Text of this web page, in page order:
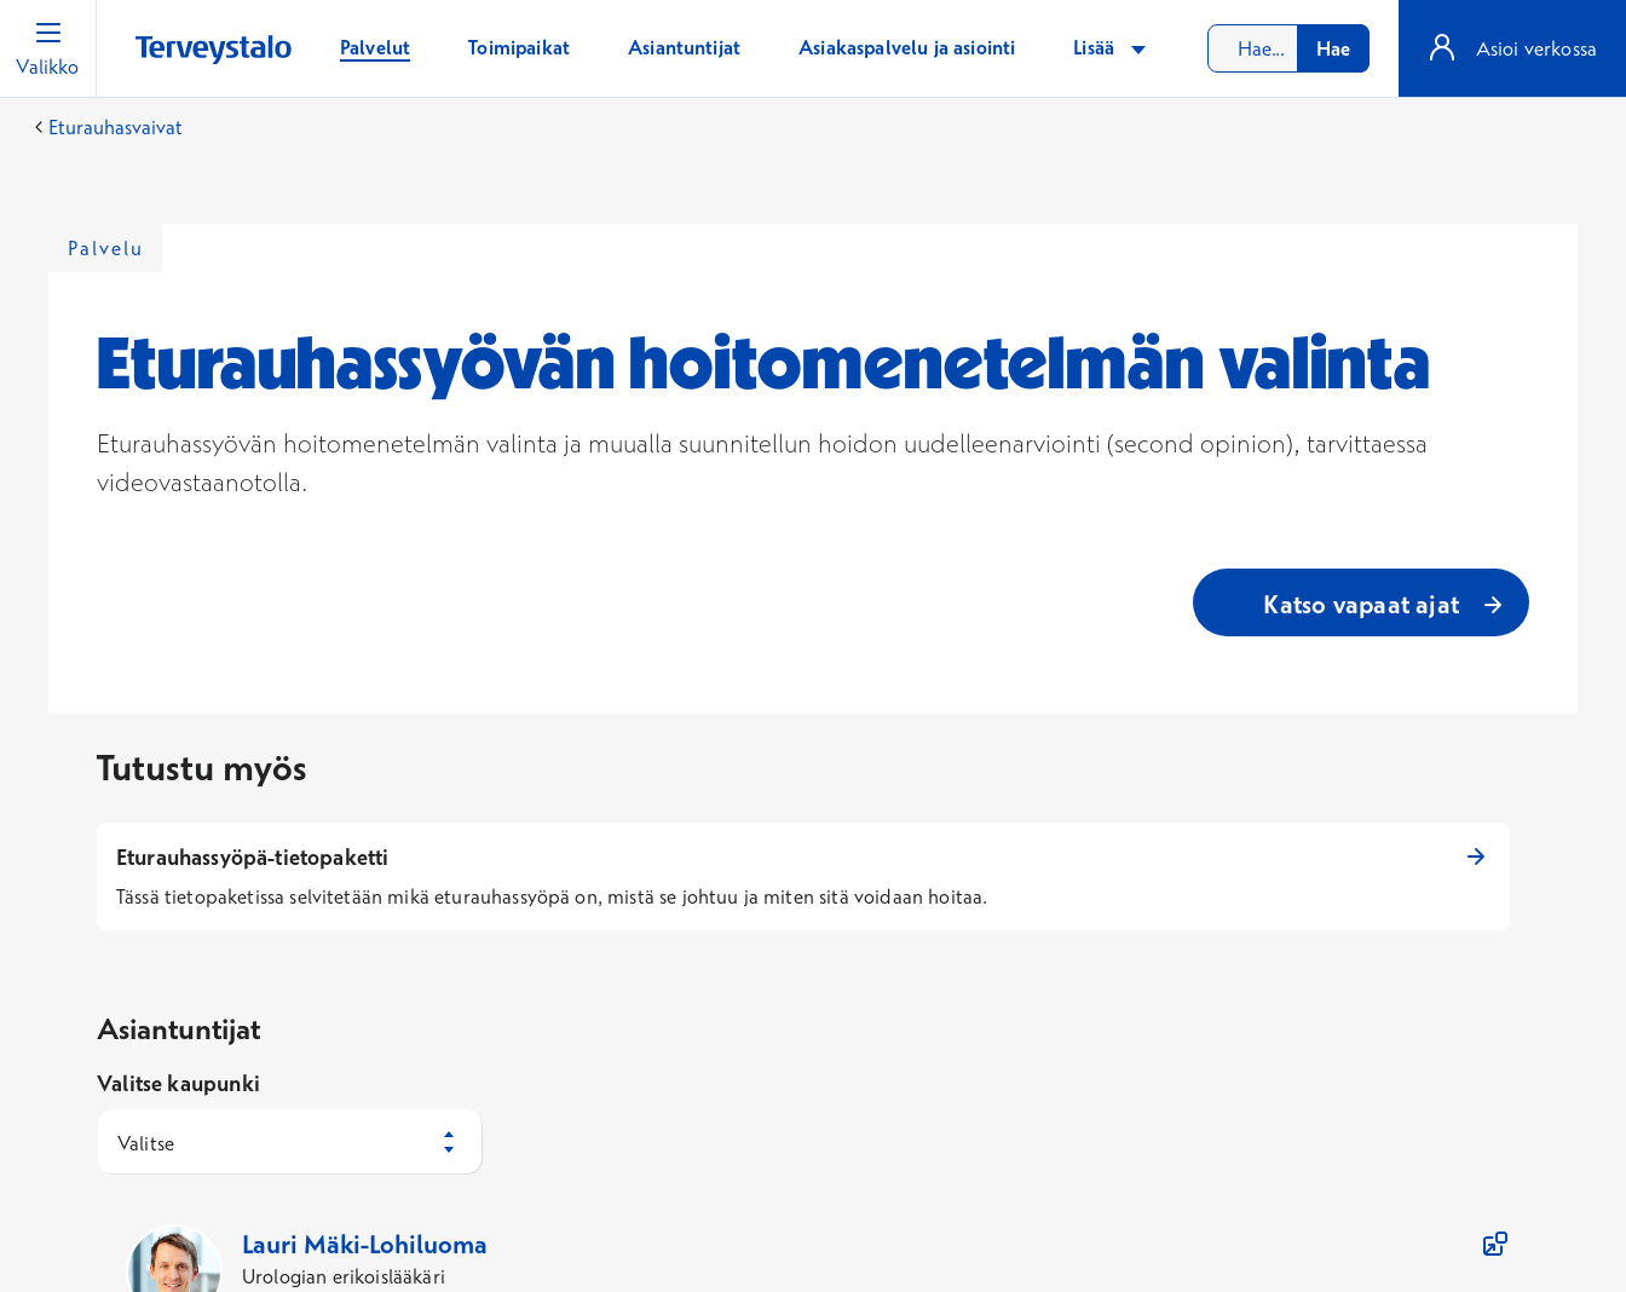
Valikko
Palvelut Toimipaikat Asiantuntijat Asiakaspalvelu ja asiointi Lisää Hae Asioi verkossa
Eturauhasvaivat
Palvelu
Eturauhassyövän hoitomenetelmän valinta
Eturauhassyövän hoitomenetelmän valinta ja muualla suunnitellun hoidon uudelleenarviointi (second opinion), tarvittaessa
videovastaanotolla.
Katso vapaat ajat
Tutustu myös
Eturauhassyöpä-tietopaketti
Tässä tietopaketissa selvitetään mikä eturauhassyöpä on, mistä se johtuu ja miten sitä voidaan hoitaa.
Asiantuntijat
Valitse kaupunki
Valitse
Lauri Mäki-Lohiluoma
Urologian erikoislääkäri